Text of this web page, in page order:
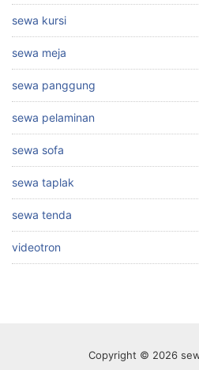
sewa kursi
sewa meja
sewa panggung
sewa pelaminan
sewa sofa
sewa taplak
sewa tenda
videotron
Copyright © 2026